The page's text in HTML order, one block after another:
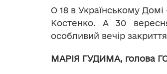
О 18 в Українському Домі
Костенко. А 30
особливий вечір
МАРІЯ ГУДИМА, голова ГО